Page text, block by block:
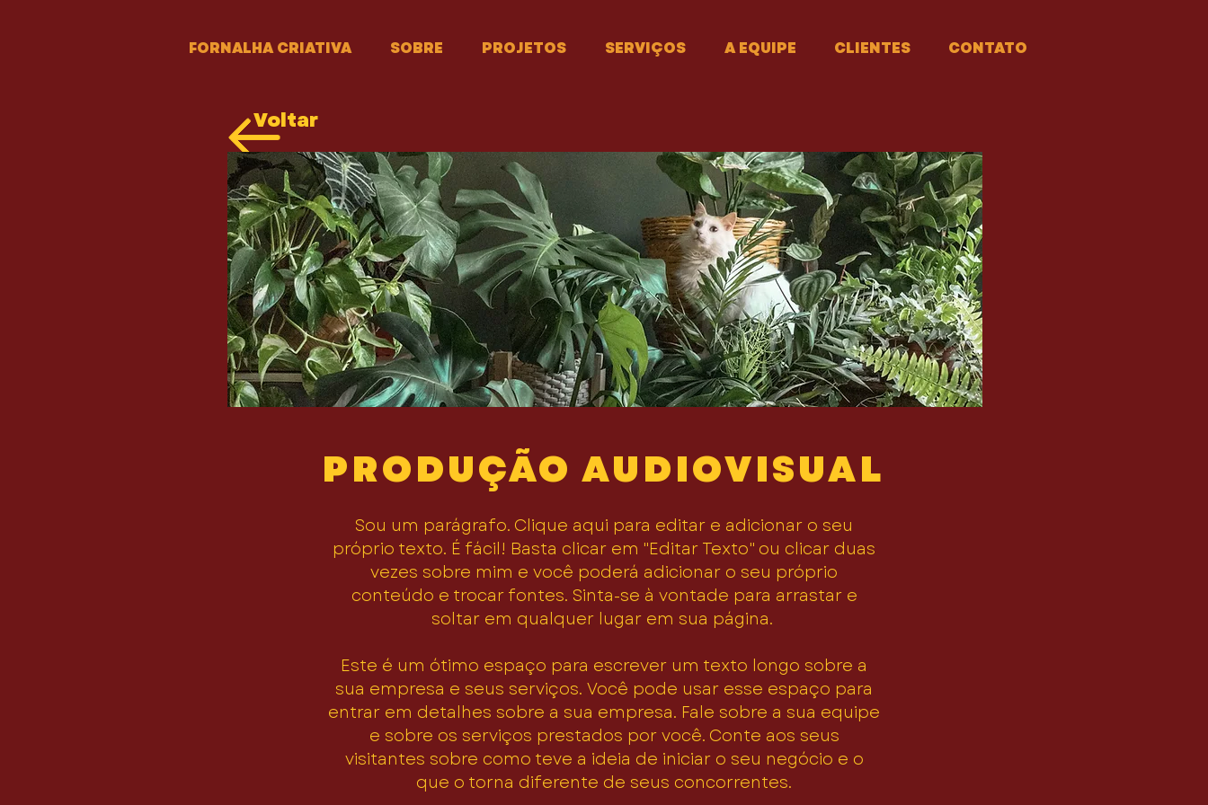
FORNALHA CRIATIVA SOBRE PROJETOS SERVIÇOS A EQUIPE CLIENTES CONTATO
Voltar
PRODUÇÃO AUDIOVISUAL
Sou um parágrafo. Clique aqui para editar e adicionar o seu
próprio texto. É fácil! Basta clicar em "Editar Texto" ou clicar duas
vezes sobre mim e você poderá adicionar o seu próprio
conteúdo e trocar fontes. Sinta-se à vontade para arrastar e
soltar em qualquer lugar em sua página.
Este é um ótimo espaço para escrever um texto longo sobre a
sua empresa e seus serviços. Você pode usar esse espaço para
entrar em detalhes sobre a sua empresa. Fale sobre a sua equipe
e sobre os serviços prestados por você. Conte aos seus
visitantes sobre como teve a ideia de iniciar o seu negócio e o
que o torna diferente de seus concorrentes.